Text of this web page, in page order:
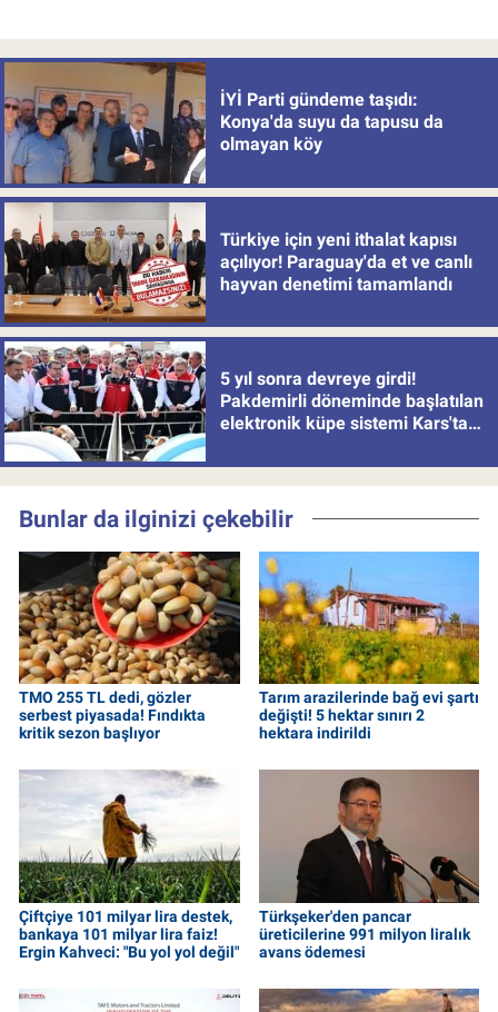
İYİ Parti gündeme taşıdı:
Konya'da suyu da tapusu da
olmayan köy
Türkiye için yeni ithalat kapısı
açılıyor! Paraguay'da et ve canlı
hayvan denetimi tamamlandı
5 yıl sonra devreye girdi!
Pakdemirli döneminde başlatılan
elektronik küpe sistemi Kars'tan
Bunlar da ilginizi çekebilir
TMO 255 TL dedi, gözler
serbest piyasada! Fındıkta
kritik sezon başlıyor
Tarım arazilerinde bağ evi şartı
değişti! 5 hektar sınırı 2
hektara indirildi
Çiftçiye 101 milyar lira destek,
bankaya 101 milyar lira faiz!
Ergin Kahveci: "Bu yol yol değil"
Türkşeker'den pancar
üreticilerine 991 milyon liralık
avans ödemesi